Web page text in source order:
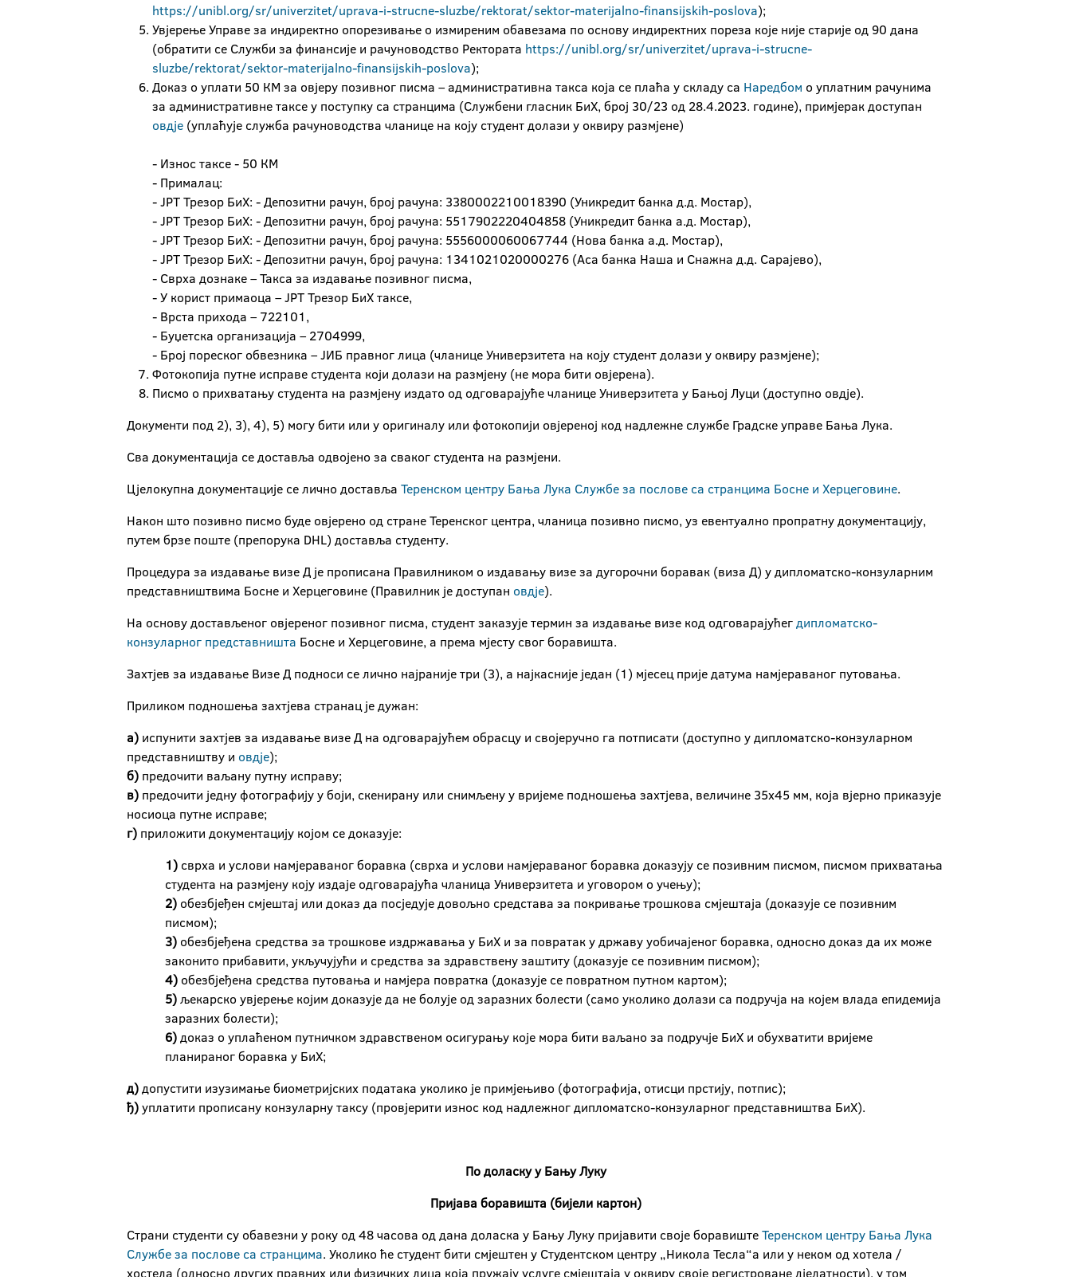
https://unibl.org/sr/univerzitet/uprava-i-strucne-sluzbe/rektorat/sektor-materijalno-finansijskih-poslova);
Увјерење Управе за индиректно опорезивање о измиреним обавезама по основу индиректних пореза које није старије од 90 дана
(обратити се Служби за финансије и рачуноводство Ректората https://unibl.org/sr/univerzitet/uprava-i-strucne-
sluzbe/rektorat/sektor-materijalno-finansijskih-poslova);
Доказ о уплати 50 КМ за овјеру позивног писма – административна такса која се плаћа у складу са Наредбом о уплатним рачунима
за административне таксе у поступку са странцима (Службени гласник БиХ, број 30/23 од 28.4.2023. године), примјерак доступан
овдје (уплаћује служба рачуноводства чланице на коју студент долази у оквиру размјене)
- Износ таксе - 50 КМ
- Прималац:
- ЈРТ Трезор БиХ: - Депозитни рачун, број рачуна: 3380002210018390 (Уникредит банка д.д. Мостар),
- ЈРТ Трезор БиХ: - Депозитни рачун, број рачуна: 5517902220404858 (Уникредит банка а.д. Мостар),
- ЈРТ Трезор БиХ: - Депозитни рачун, број рачуна: 5556000060067744 (Нова банка а.д. Мостар),
- ЈРТ Трезор БиХ: - Депозитни рачун, број рачуна: 1341021020000276 (Аса банка Наша и Снажна д.д. Сарајево),
- Сврха дознаке – Такса за издавање позивног писма,
- У корист примаоца – ЈРТ Трезор БиХ таксе,
- Врста прихода – 722101,
- Буџетска организација – 2704999,
- Број пореског обвезника – ЈИБ правног лица (чланице Универзитета на коју студент долази у оквиру размјене);
Фотокопија путне исправе студента који долази на размјену (не мора бити овјерена).
Писмо о прихватању студента на размјену издато од одговарајуће чланице Универзитета у Бањој Луци (доступно овдје).
Документи под 2), 3), 4), 5) могу бити или у оригиналу или фотокопији овјереној код надлежне службе Градске управе Бања Лука.
Сва документација се доставља одвојено за сваког студента на размјени.
Цјелокупна документације се лично доставља Теренском центру Бања Лука Службе за послове са странцима Босне и Херцеговине.
Након што позивно писмо буде овјерено од стране Теренског центра, чланица позивно писмо, уз евентуално пропратну документацију,
путем брзе поште (препорука DHL) доставља студенту.
Процедура за издавање визе Д је прописана Правилником о издавању визе за дугорочни боравак (виза Д) у дипломатско-конзуларним
представништвима Босне и Херцеговине (Правилник је доступан овдје).
На основу достављеног овјереног позивног писма, студент заказује термин за издавање визе код одговарајућегдипломатско-
конзуларног представништа Босне и Херцеговине, a према мјесту свог боравишта.
Захтјев за издавање Визе Д подноси се лично најраније три (3), а најкасније један (1) мјесец прије датума намјераваног путовања.
Приликом подношења захтјева странац је дужан:
а) испунити захтјев за издавање визе Д на одговарајућем обрасцу и својеручно га потписати (доступно у дипломатско-конзуларном
представништву и овдје);
б) предочити ваљану путну исправу;
в) предочити једну фотографију у боји, скенирану или снимљену у вријеме подношења захтјева, величине 35x45 мм, која вјерно приказује
носиоца путне исправе;
г) приложити документацију којом се доказује:
1) сврха и услови намјераваног боравка (сврха и услови намјераваног боравка доказују се позивним писмом, писмом прихватања
студента на размјену коју издаје одговарајућа чланица Универзитета и уговором о учењу);
2) обезбјеђен смјештај или доказ да посједује довољно средстава за покривање трошкова смјештаја (доказујe се позивним
писмом);
3) обезбјеђена средства за трошкове издржавања у БиХ и за повратак у државу уобичајеног боравка, односно доказ да их може
законито прибавити, укључујући и средства за здравствену заштиту (доказујe се позивним писмом);
4) обeзбјеђена средства путовања и намјера повратка (доказује се повратном путном картом);
5)љекарско увјерење којим доказује да не болује од заразних болести (само уколико долази са подручја на којем влада епидемија
заразних болести);
6)доказ о уплаћеном путничком здравственом осигурању које мора бити ваљано за подручје БиХ и обухватити вријеме
планираног боравка у БиХ;
д)допустити изузимање биометријских података уколико је примјењиво (фотографија, отисци прстију, потпис);
ђ)уплатити прописану конзуларну таксу (провјерити износ код надлежног дипломатско-конзуларног представништва БиХ).
По доласку у Бању Луку
Пријава боравишта (бијели картон)
Страни студенти су обавезни у року од 48 часова од дана доласка у Бању Луку пријавити своје боравиштеТеренском центру Бања Лука
Службе за послове са странцима. Уколико ће студент бити смјештен у Студентском центру „Никола Тесла“а или у неком од хотела /
хостела (односно других правних или физичких лица која пружају услуге смјештаја у оквиру своје регистроване дјелатности), у том